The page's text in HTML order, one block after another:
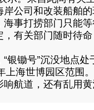
岸公司和改装船舶
海事打捞部门只能
，有关部门随时待
锄号”沉没地点处
上海世博园区范围
响航道，还有乱用